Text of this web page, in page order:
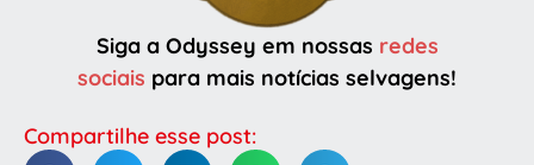
Siga a Odyssey em nossas redes
sociais para mais notícias selvagens!
Compartilhe esse post: